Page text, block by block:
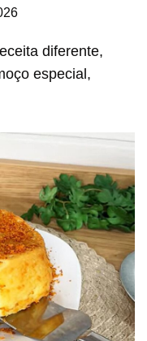
diferente,
especial,